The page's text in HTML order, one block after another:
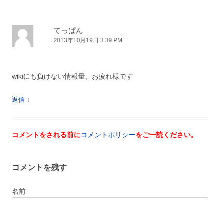
てっぱん
2013年10月19日 3:39 PM
wikiにも負けない情報量、お疲れ様です
返信 ↓
コメントをされる前にコメントポリシーをご一読ください。
コメントを残す
名前